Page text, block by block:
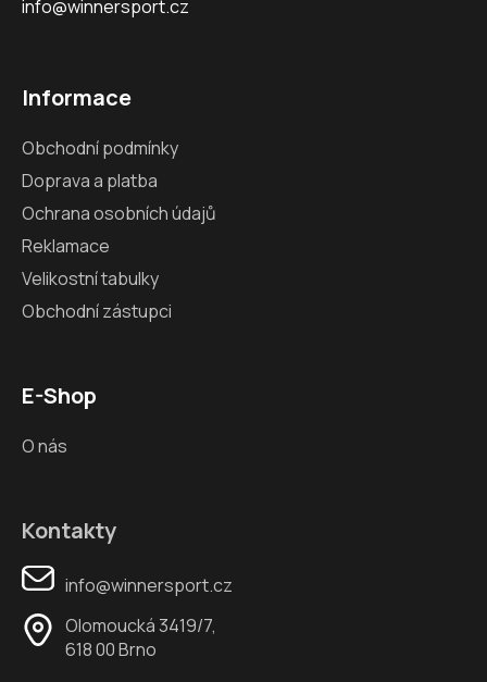
info@winnersport.cz
Informace
Obchodní podmínky
Doprava a platba
Ochrana osobních údajů
Reklamace
Velikostní tabulky
Obchodní zástupci
E-Shop
O nás
Kontakty
info@winnersport.cz
Olomoucká 3419/7,
618 00 Brno